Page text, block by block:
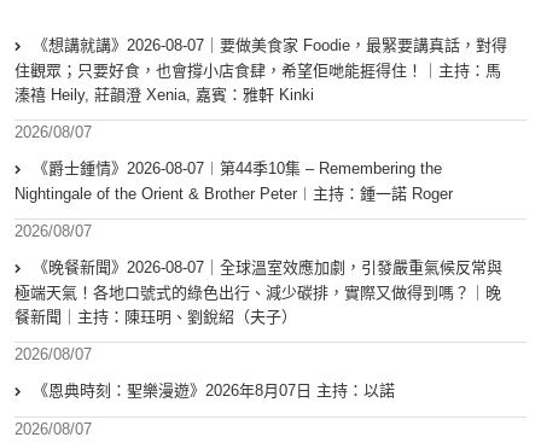
《想講就講》2026-08-07｜要做美食家 Foodie，最緊要講真話，對得
住觀眾；只要好食，也會撐小店食肆，希望佢哋能捱得住！｜主持：馬
溱禧 Heily, 莊韻澄 Xenia, 嘉賓：雅軒 Kinki
2026/08/07
《爵士鍾情》2026-08-07︱第44季10集 – Remembering the
Nightingale of the Orient & Brother Peter︱主持：鍾一諾 Roger
2026/08/07
《晚餐新聞》2026-08-07｜全球溫室效應加劇，引發嚴重氣候反常與
極端天氣！各地口號式的綠色出行、減少碳排，實際又做得到嗎？｜晚
餐新聞｜主持：陳珏明、劉銳紹（夫子）
2026/08/07
《恩典時刻：聖樂漫遊》2026年8月07日 主持：以諾
2026/08/07